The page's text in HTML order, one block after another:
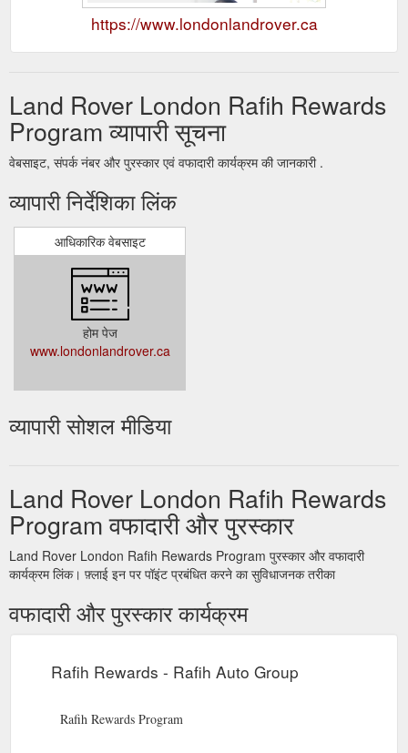
https://www.londonlandrover.ca
Land Rover London Rafih Rewards
Program व्यापारी सूचना
वेबसाइट, संपर्क नंबर और पुरस्कार एवं वफादारी कार्यक्रम की जानकारी .
व्यापारी निर्देशिका लिंक
आधिकारिक वेबसाइट
होम पेज
www.londonlandrover.ca
व्यापारी सोशल मीडिया
Land Rover London Rafih Rewards
Program वफादारी और पुरस्कार
Land Rover London Rafih Rewards Program पुरस्कार और वफादारी
कार्यक्रम लिंक। फ़्लाई इन पर पॉइंट प्रबंधित करने का सुविधाजनक तरीका
वफादारी और पुरस्कार कार्यक्रम
Rafih Rewards - Rafih Auto Group
Rafih Rewards Program